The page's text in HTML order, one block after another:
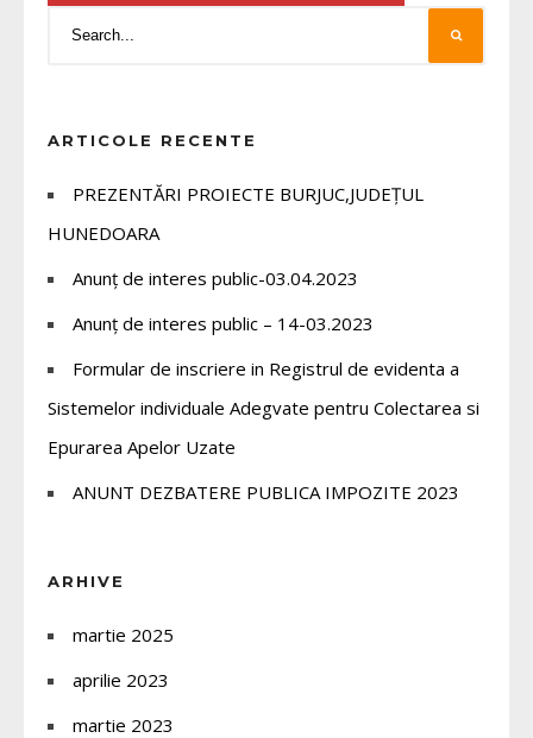
ARTICOLE RECENTE
PREZENTĂRI PROIECTE BURJUC,JUDEȚUL
HUNEDOARA
Anunț de interes public-03.04.2023
Anunț de interes public – 14-03.2023
Formular de inscriere in Registrul de evidenta a
Sistemelor individuale Adegvate pentru Colectarea si
Epurarea Apelor Uzate
ANUNT DEZBATERE PUBLICA IMPOZITE 2023
ARHIVE
martie 2025
aprilie 2023
martie 2023